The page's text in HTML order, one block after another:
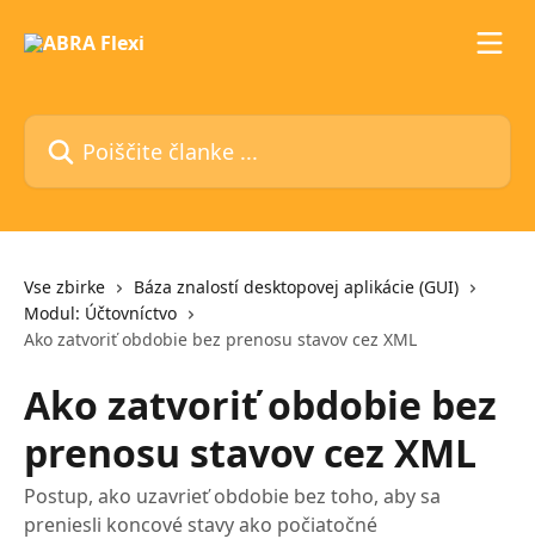
Poiščite članke ...
Vse zbirke
Báza znalostí desktopovej aplikácie (GUI)
Modul: Účtovníctvo
Ako zatvoriť obdobie bez prenosu stavov cez XML
Ako zatvoriť obdobie bez
prenosu stavov cez XML
Postup, ako uzavrieť obdobie bez toho, aby sa
preniesli koncové stavy ako počiatočné